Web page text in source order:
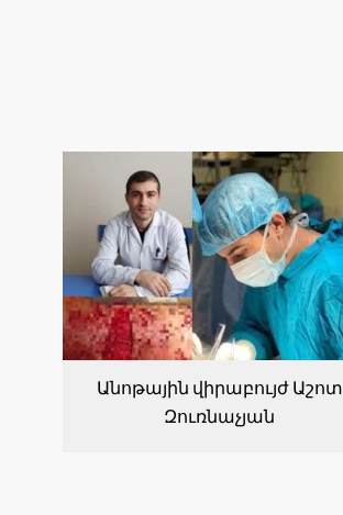
Անոթային վիրաբույժ Աշոտ
Զուռնաչյան